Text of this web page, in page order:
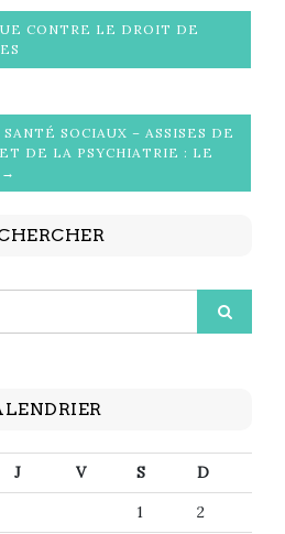
CONTRE LE DROIT DE
SOCIAUX – ASSISES DE
DE LA PSYCHIATRIE : LE
→
J V S
D
1
2